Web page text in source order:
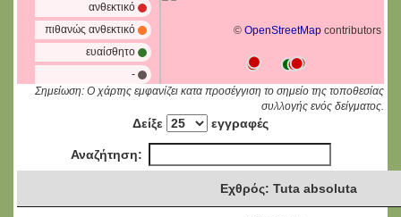
© OpenStreetMap contributors
Σημείωση: Ο χάρτης εμφανίζει κατα προσέγγιση το σημείο της τοποθεσίας
συλλογής ενός δείγματος.
ανθεκτικό
πιθανώς ανθεκτικό
ευαίσθητο
-
Δείξε εγγραφές
Αναζήτηση:
Εχθρός: Tuta absoluta